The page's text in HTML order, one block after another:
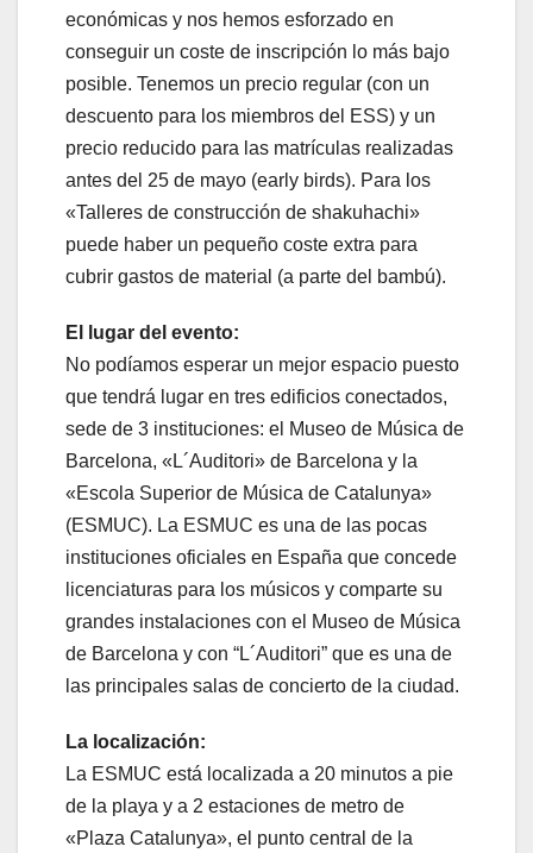
económicas y nos hemos esforzado en
conseguir un coste de inscripción lo más bajo
posible. Tenemos un precio regular (con un
descuento para los miembros del ESS) y un
precio reducido para las matrículas realizadas
antes del 25 de mayo (early birds). Para los
«Talleres de construcción de shakuhachi»
puede haber un pequeño coste extra para
cubrir gastos de material (a parte del bambú).
El lugar del evento:
No podíamos esperar un mejor espacio puesto
que tendrá lugar en tres edificios conectados,
sede de 3 instituciones: el Museo de Música de
Barcelona, «L´Auditori» de Barcelona y la
«Escola Superior de Música de Catalunya»
(ESMUC). La ESMUC es una de las pocas
instituciones oficiales en España que concede
licenciaturas para los músicos y comparte su
grandes instalaciones con el Museo de Música
de Barcelona y con “L´Auditori” que es una de
las principales salas de concierto de la ciudad.
La localización:
La ESMUC está localizada a 20 minutos a pie
de la playa y a 2 estaciones de metro de
«Plaza Catalunya», el punto central de la